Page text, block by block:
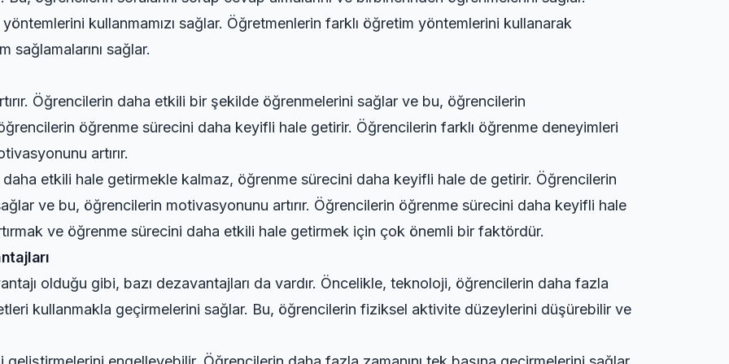
kullanmamızı sağlar. Öğretmenlerin farklı öğretim yöntemlerini kullanarak
sağlamalarını sağlar.
Öğrencilerin daha etkili bir şekilde öğrenmelerini sağlar ve bu, öğrencilerin
öğrenme sürecini daha keyifli hale getirir. Öğrencilerin farklı öğrenme deneyimleri
artırır.
etkili hale getirmekle kalmaz, öğrenme sürecini daha keyifli hale de getirir. Öğrencilerin
ve bu, öğrencilerin motivasyonunu artırır. Öğrencilerin öğrenme sürecini daha keyifli hale
ve öğrenme sürecini daha etkili hale getirmek için çok önemli bir faktördür.
olduğu gibi, bazı dezavantajları da vardır. Öncelikle, teknoloji, öğrencilerin daha fazla
kullanmakla geçirmelerini sağlar. Bu, öğrencilerin fiziksel aktivite düzeylerini düşürebilir ve